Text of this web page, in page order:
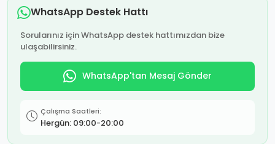
WhatsApp Destek Hattı
Sorularınız için WhatsApp destek hattımızdan bize
ulaşabilirsiniz.
WhatsApp'tan Mesaj Gönder
Çalışma Saatleri:
Hergün: 09:00-20:00